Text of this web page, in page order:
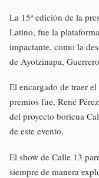
La 15ª edición de la
Latino, fue la
impactante, como la
de Ayotzinapa,
El encargado de traer
premios fue, René
del proyecto boricua
de este evento.
El show de Calle 13
siempre de manera